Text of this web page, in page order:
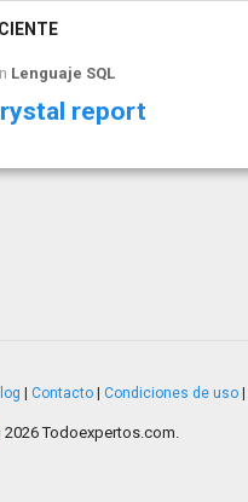
Lenguaje SQL
report
Contacto Condiciones de uso
Todoexpertos.com.